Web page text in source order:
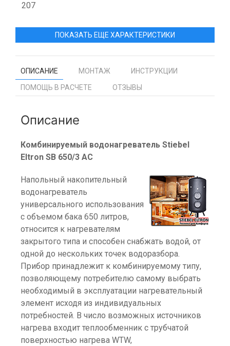
207
ПОКАЗАТЬ ЕЩЕ ХАРАКТЕРИСТИКИ
ОПИСАНИЕ МОНТАЖ
ИНСТРУКЦИИ
ПОМОЩЬ В РАСЧЕТЕ
ОТЗЫВЫ
Описание
Комбинируемый водонагреватель Stiebel
Eltron SB 650/3 AC
Напольный накопительный
водонагреватель
универсального использования
с объемом бака 650 литров,
относится к нагревателям
закрытого типа и способен снабжать водой, от
одной до нескольких точек водоразбора.
Прибор принадлежит к комбинируемому типу,
позволяющему потребителю самому выбрать
необходимый в эксплуатации нагревательный
элемент исходя из индивидуальных
потребностей. В число возможных источников
нагрева входит теплообменник с трубчатой
поверхностью нагрева WTW,